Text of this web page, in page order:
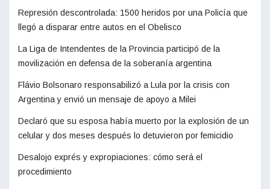
Represión descontrolada: 1500 heridos por una Policía que
llegó a disparar entre autos en el Obelisco
La Liga de Intendentes de la Provincia participó de la
movilización en defensa de la soberanía argentina
Flávio Bolsonaro responsabilizó a Lula por la crisis con
Argentina y envió un mensaje de apoyo a Milei
Declaró que su esposa había muerto por la explosión de un
celular y dos meses después lo detuvieron por femicidio
Desalojo exprés y expropiaciones: cómo será el
procedimiento